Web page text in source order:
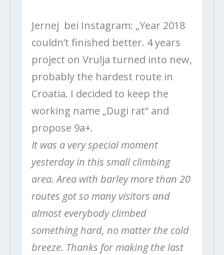
Jernej bei Instagram: „Year 2018
couldn’t finished better. 4 years
project on Vrulja turned into new,
probably the hardest route in
Croatia. I decided to keep the
working name „Dugi rat“ and
propose 9a+.
It was a very special moment
yesterday in this small climbing
area. Area with barley more than 20
routes got so many visitors and
almost everybody climbed
something hard, no matter the cold
breeze. Thanks for making the last